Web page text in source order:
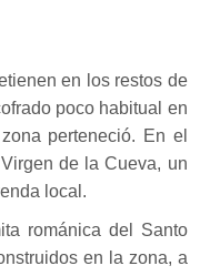
en los restos de
poco habitual en
perteneció. En el
de la Cueva, un
local.
románica del Santo
en la zona, a